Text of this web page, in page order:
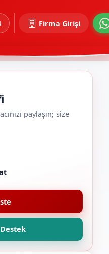
Firma Girişi
paylaşın; size